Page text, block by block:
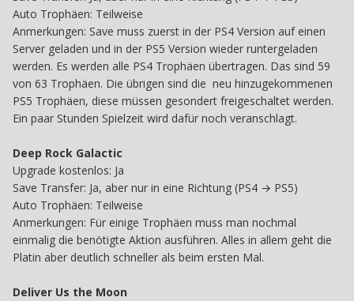
Auto Trophäen: Teilweise
Anmerkungen: Save muss zuerst in der PS4 Version auf einen
Server geladen und in der PS5 Version wieder runtergeladen
werden. Es werden alle PS4 Trophäen übertragen. Das sind 59
von 63 Trophäen. Die übrigen sind die neu hinzugekommenen
PS5 Trophäen, diese müssen gesondert freigeschaltet werden.
Ein paar Stunden Spielzeit wird dafür noch veranschlagt.
Deep Rock Galactic
Upgrade kostenlos: Ja
Save Transfer: Ja, aber nur in eine Richtung (PS4 → PS5)
Auto Trophäen: Teilweise
Anmerkungen: Für einige Trophäen muss man nochmal
einmalig die benötigte Aktion ausführen. Alles in allem geht die
Platin aber deutlich schneller als beim ersten Mal.
Deliver Us the Moon